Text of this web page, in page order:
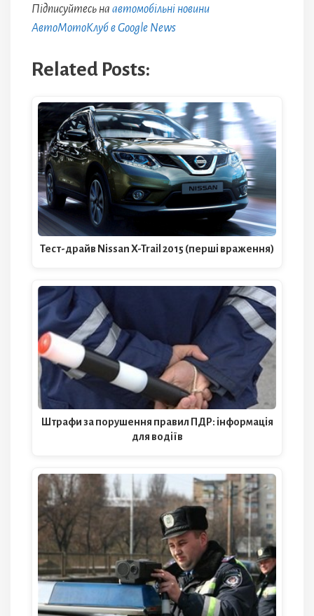
Підписуйтесь на автомобільні новини
АвтоМотоКлуб в Google News
Related Posts:
Тест-драйв Nissan X-Trail 2015 (перші враження)
Штрафи за порушення правил ПДР: інформація
для водіїв